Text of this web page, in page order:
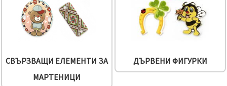
твоето
изживяване
и, с твое
съгласие,
трафика и
да
показваме
СВЪРЗВАЩИ ЕЛЕМЕНТИ ЗА
МАРТЕНИЦИ
ДЪРВЕНИ ФИГУРКИ